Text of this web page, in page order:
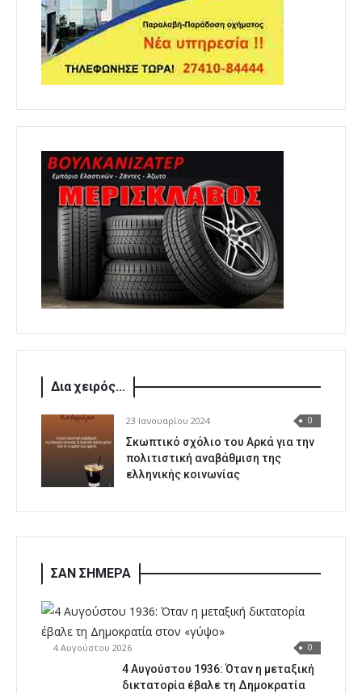
Δια χειρός...
23 Ιανουαρίου 2024 0
Σκωπτικό σχόλιο του Αρκά για την
πολιτιστική αναβάθμιση της
ελληνικής κοινωνίας
ΣΑΝ ΣΗΜΕΡΑ
4 Αυγούστου 2026 0
4 Αυγούστου 1936: Όταν η μεταξική
δικτατορία έβαλε τη Δημοκρατία